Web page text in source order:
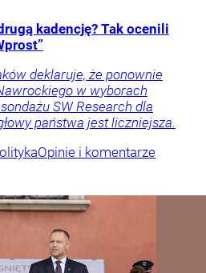
kadencję? Tak ocenili
deklaruje, że ponownie
w wyborach
SW Research dla
państwa jest liczniejsza.
Opinie i komentarze